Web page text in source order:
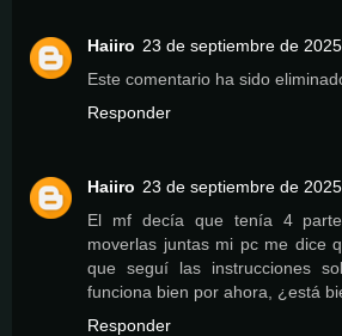
Haiiro 23 de septiembre de
Este comentario ha sido
Responder
Haiiro 23 de septiembre de
El mf decía que tenía 4
moverlas juntas mi pc me dice
que seguí las instrucciones
funciona bien por ahora, ¿está
Responder